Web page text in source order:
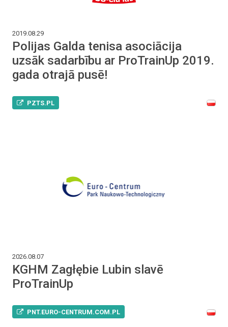
2019.08.29
Polijas Galda tenisa asociācija
uzsāk sadarbību ar ProTrainUp 2019.
gada otrajā pusē!
PZTS.PL
2026.08.07
KGHM Zagłębie Lubin slavē
ProTrainUp
PNT.EURO-CENTRUM.COM.PL